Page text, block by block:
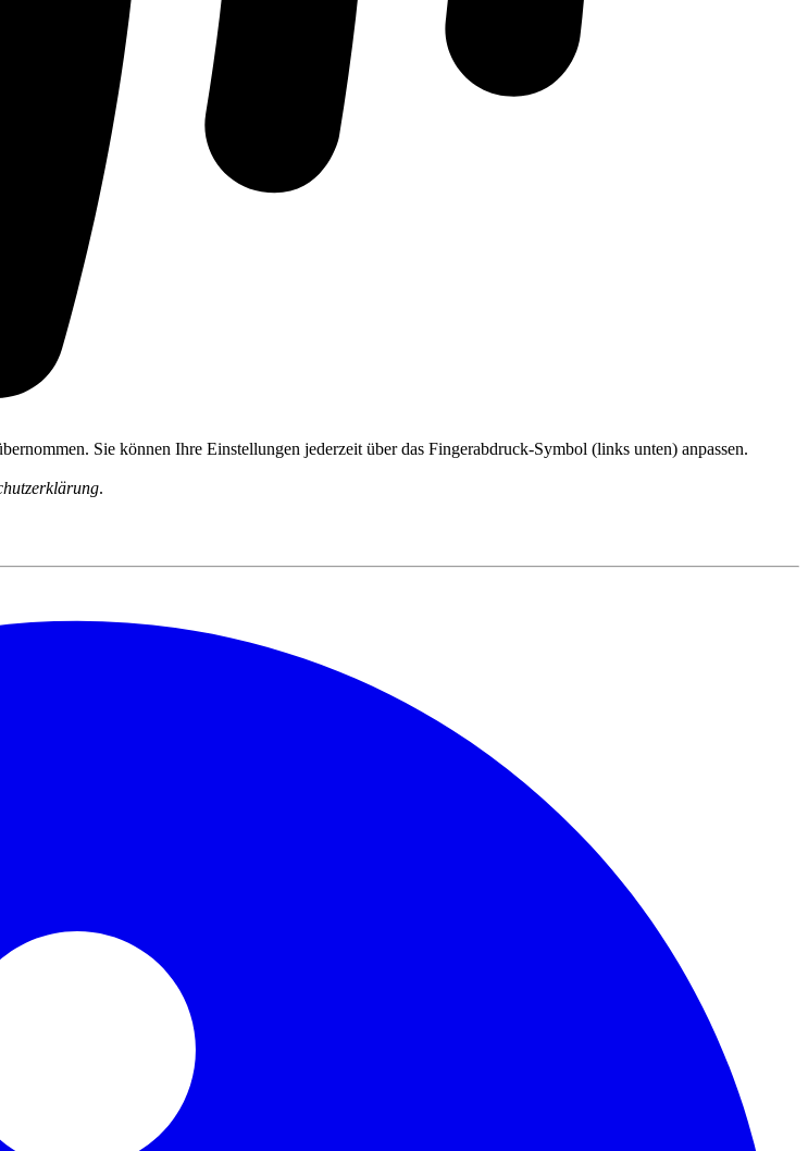
Sie können Ihre Einstellungen jederzeit über das Fingerabdruck-Symbol (links unten) anpassen.
.